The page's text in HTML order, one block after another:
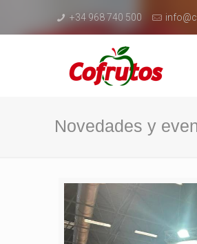
+34 968 740 500
Novedades y